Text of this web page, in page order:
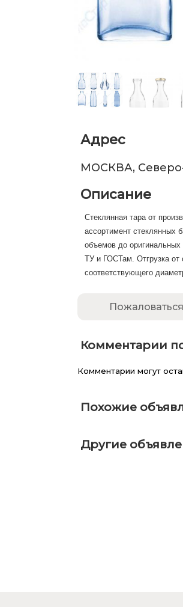
Адрес
МОСКВА,
Описание
Стеклянная тара от
ассортимент стеклянных
объемов до
ТУ и ГОСТам. Отгрузка от
соответствующего
Комментарии
Комментарии могут
Похожие
Другие